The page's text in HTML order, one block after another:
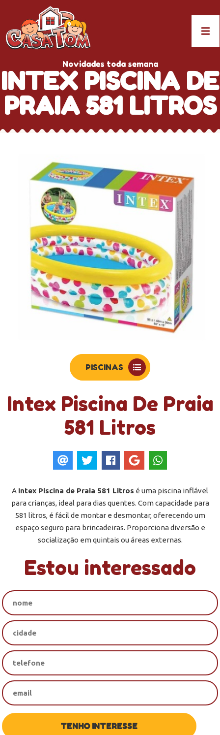
Novidades toda semana
INTEX PISCINA DE
PRAIA 581 LITROS
PISCINAS
Intex Piscina De Praia
581 Litros
A Intex Piscina de Praia 581 Litros é uma piscina inflável
para crianças, ideal para dias quentes. Com capacidade para
581 litros, é fácil de montar e desmontar, oferecendo um
espaço seguro para brincadeiras. Proporciona diversão e
socialização em quintais ou áreas externas.
Estou interessado